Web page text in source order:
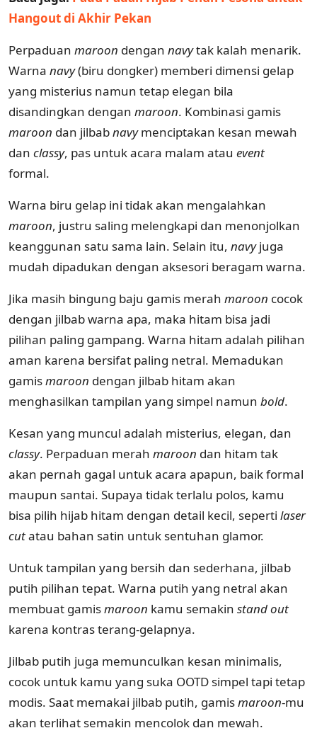
Hangout di Akhir Pekan
Perpaduan maroon dengan navytak kalah menarik.
Warna navy(biru dongker) memberi dimensi gelap
yang misterius namun tetap elegan bila
disandingkan dengan maroon. Kombinasi gamis
maroon dan jilbabnavymenciptakan kesan mewah
dan classy, pas untuk acara malam atau event
formal.
Warna biru gelap ini tidak akan mengalahkan
maroon, justru saling melengkapi dan menonjolkan
keanggunan satu sama lain. Selain itu, navyjuga
mudah dipadukan dengan aksesori beragam warna.
Jika masih bingung baju gamis merah maroon cocok
dengan jilbab warna apa, maka hitam bisa jadi
pilihan paling gampang. Warna hitam adalah pilihan
aman karena bersifat paling netral. Memadukan
gamismaroon dengan jilbab hitam akan
menghasilkan tampilan yang simpel namun bold.
Kesan yang muncul adalah misterius, elegan, dan
classy. Perpaduan merah maroon dan hitam tak
akan pernah gagal untuk acara apapun, baik formal
maupun santai. Supaya tidak terlalu polos, kamu
bisa pilih hijab hitam dengan detail kecil, seperti laser
cutatau bahan satin untuk sentuhan glamor.
Untuk tampilan yang bersih dan sederhana, jilbab
putih pilihan tepat. Warna putih yang netral akan
membuat gamismaroon kamu semakin stand out
karena kontras terang-gelapnya.
Jilbab putih juga memunculkan kesan minimalis,
cocok untuk kamu yang suka OOTD simpel tapi tetap
modis. Saat memakai jilbab putih, gamismaroon-mu
akan terlihat semakin mencolok dan mewah.